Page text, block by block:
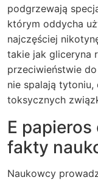
podgrzewają
którym oddycha
najczęściej
takie jak gliceryna
przeciwieństwie
nie spalają
toksycznych
E
fakty
Naukowcy